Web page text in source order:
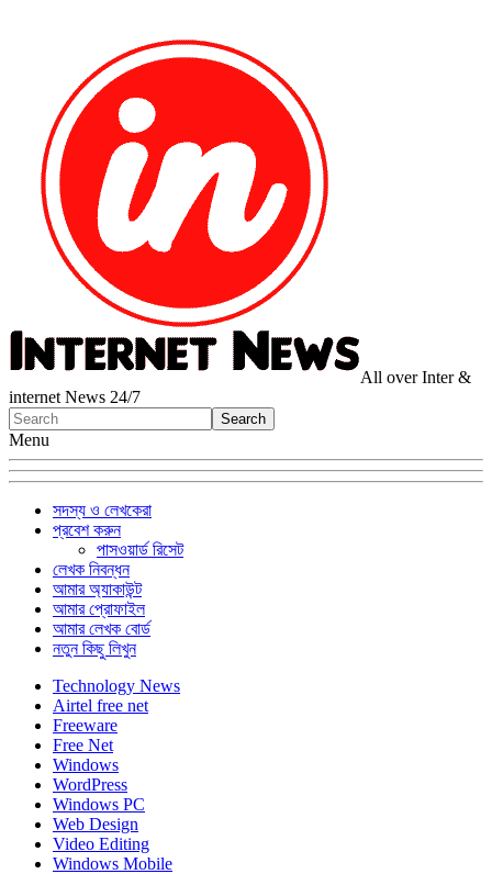
All over Inter &
internet News 24/7
Menu
সদস্য ও লেখকেরা
প্রবেশ করুন
পাসওয়ার্ড রিসেট
লেখক নিবন্ধন
আমার অ্যাকাউন্ট
আমার প্রোফাইল
আমার লেখক বোর্ড
নতুন কিছু লিখুন
Technology News
Airtel free net
Freeware
Free Net
Windows
WordPress
Windows PC
Web Design
Video Editing
Windows Mobile